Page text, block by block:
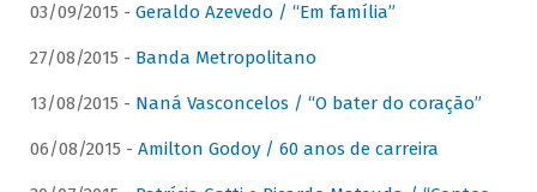
03/09/2015 - Geraldo Azevedo / “Em família”
27/08/2015 - Banda Metropolitano
13/08/2015 - Naná Vasconcelos / “O bater do coração”
06/08/2015 - Amilton Godoy / 60 anos de carreira